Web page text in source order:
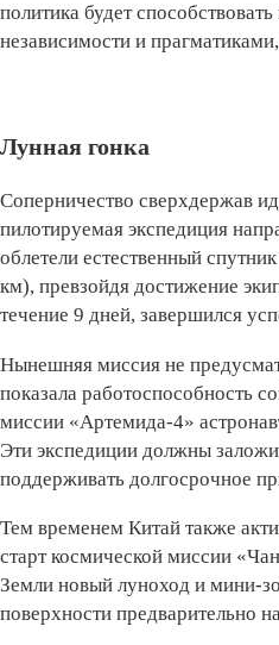
политика будет
независимости и
Лунная гонка
Соперничество сверхдержав
пилотируемая экспедиция
облетели естественный
км), превзойдя достижение
течение 9 дней, завершился
Нынешняя миссия не
показала работоспособность
миссии «Артемида-4»
Эти экспедиции должны
поддерживать долгосрочное
Тем временем Китай также
старт космической миссии
Земли новый луноход и мини-
поверхности предварительно